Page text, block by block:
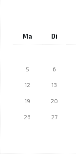
Ma Di
5 6
12 13
19 20
26 27